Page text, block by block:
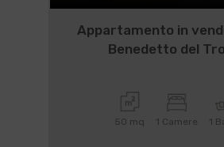
Appartamento in
Benedetto del
50 mq 1 Camere 1